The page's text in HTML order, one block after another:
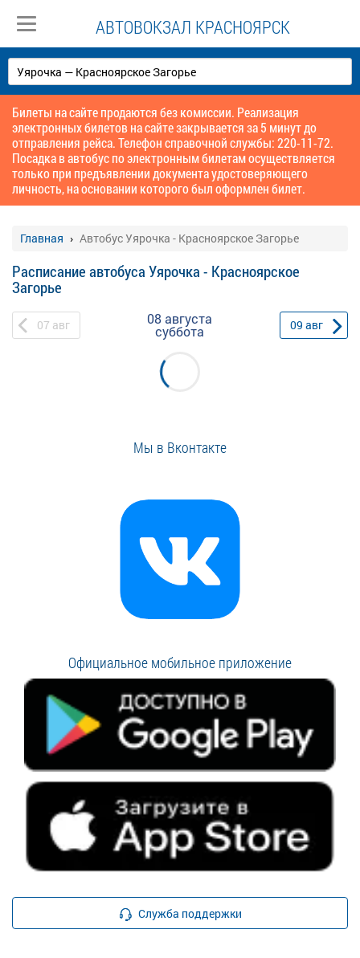
АВТОВОКЗАЛ КРАСНОЯРСК
Билеты на сайте продаются без комиссии. Реализация
электронных билетов на сайте закрывается за 5 минут до
отправления рейса. Телефон справочной службы: 220-11-72.
Посадка в автобус по электронным билетам осуществляется
только при предъявлении документа удостоверяющего
личность, на основании которого был оформлен билет.
Главная Автобус Уярочка - Красноярское Загорье
Расписание автобуса Уярочка - Красноярское
Загорье
07 авг 08 августа
суббота 09 авг
Мы в Вконтакте
Официальное мобильное приложение
Служба поддержки